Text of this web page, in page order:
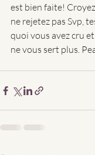
est bien faite!
ne rejetez pas Svp,
quoi vous avez cru
ne vous sert plus.